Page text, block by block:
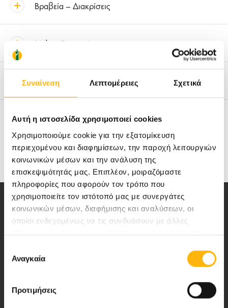
Συναίνεση Λεπτομέρειες Σχετικά
Αυτή η ιστοσελίδα χρησιμοποιεί cookies
Χρησιμοποιούμε cookie για την εξατομίκευση
περιεχομένου και διαφημίσεων, την παροχή λειτουργιών
κοινωνικών μέσων και την ανάλυση της
επισκεψιμότητάς μας. Επιπλέον, μοιραζόμαστε
πληροφορίες που αφορούν τον τρόπο που
χρησιμοποιείτε τον ιστότοπό μας με συνεργάτες
κοινωνικών μέσων, διαφήμισης και αναλύσεων, οι
οποίοι ενδεχομένως να τις συνδυάσουν με άλλες
πληροφορίες που τους έχετε παραχωρήσει ή τις οποίες
των υπηρεσιών τους.
συγκατάθεσης
Αναγκαία
Προτιμήσεις
Βραβεία – Διακρίσεις
Μέλος Εταιρειών
Ξένες Γλώσσες
Στοιχεία επικοινωνίας
Medical Directory
ποιότητας ολοκληρωμένες υπηρεσίες